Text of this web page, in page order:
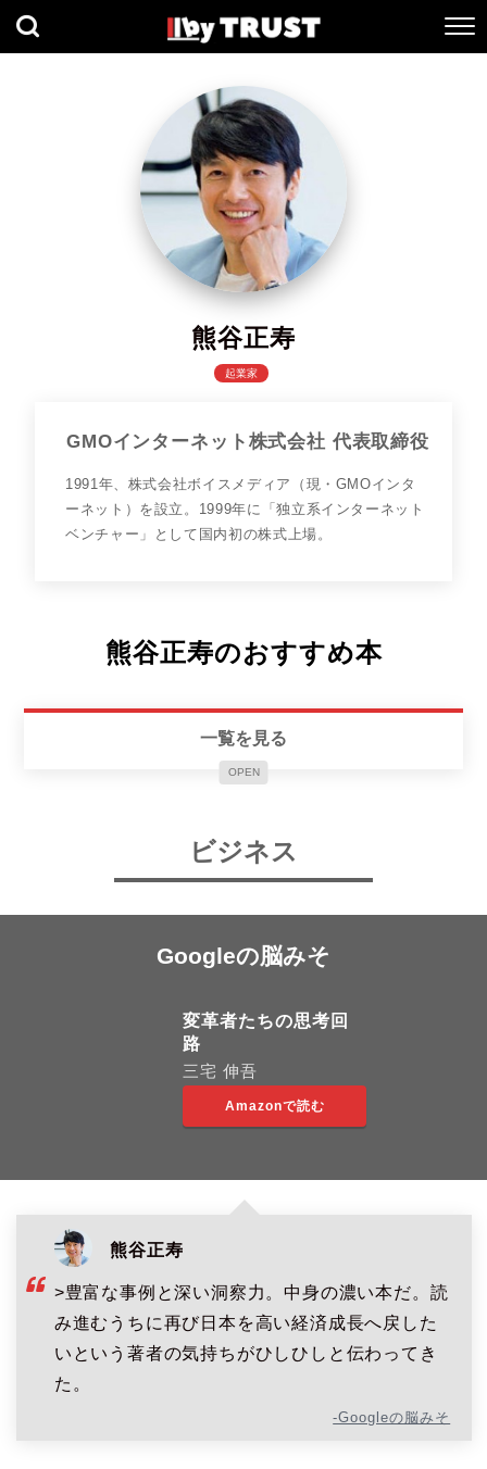
熊谷正寿
起業家
GMOインターネット株式会社 代表取締役
1991年、株式会社ボイスメディア（現・GMOインタ
ーネット）を設立。1999年に「独立系インターネット
ベンチャー」として国内初の株式上場。
熊谷正寿のおすすめ本
OPEN
一覧を見る
ビジネス
Googleの脳みそ
変革者たちの思考回
路
三宅 伸吾
Amazonで読む
熊谷正寿
>豊富な事例と深い洞察力。中身の濃い本だ。読
み進むうちに再び日本を高い経済成長へ戻した
いという著者の気持ちがひしひしと伝わってき
た。
-Googleの脳みそ